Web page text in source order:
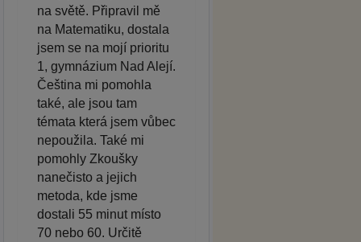
na světě. Připravil mě
na Matematiku, dostala
jsem se na mojí prioritu
1, gymnázium Nad Alejí.
Čeština mi pomohla
také, ale jsou tam
témata která jsem vůbec
nepoužila. Také mi
pomohly Zkoušky
nanečisto a jejich
metoda, kde jsme
dostali 55 minut místo
70 nebo 60. Určitě